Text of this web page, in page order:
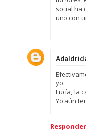
social ha
uno con
yo.
Lucía, la
Yo aún
Responder